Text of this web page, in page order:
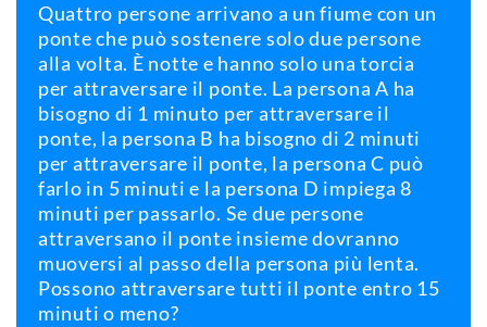
Quattro persone arrivano a un fiume con un
ponte che può sostenere solo due persone
alla volta. È notte e hanno solo una torcia
per attraversare il ponte. La persona A ha
bisogno di 1 minuto per attraversare il
ponte, la persona B ha bisogno di 2 minuti
per attraversare il ponte, la persona C può
farlo in 5 minuti e la persona D impiega 8
minuti per passarlo. Se due persone
attraversano il ponte insieme dovranno
muoversi al passo della persona più lenta.
Possono attraversare tutti il ponte entro 15
minuti o meno?